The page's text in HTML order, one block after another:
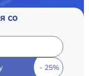
со